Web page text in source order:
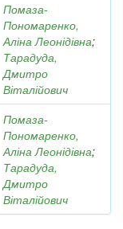
Помаза-
Пономаренко,
Аліна Леонідівна;
Тарадуда,
Дмитро
Віталійович
Помаза-
Пономаренко,
Аліна Леонідівна;
Тарадуда,
Дмитро
Віталійович